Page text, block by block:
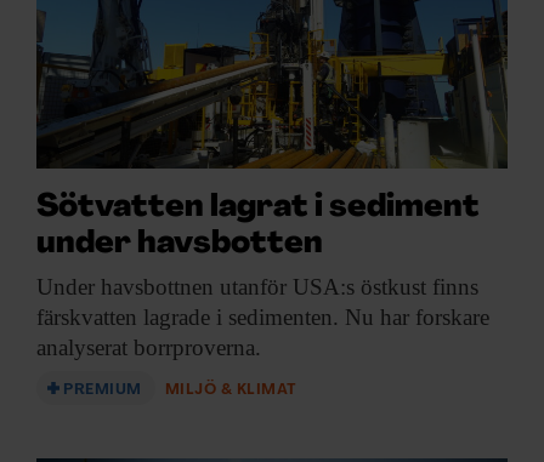
Sötvatten lagrat i sediment
under havsbotten
Under havsbottnen utanför USA:s östkust finns
färskvatten lagrade i sedimenten. Nu har forskare
analyserat borrproverna.
PREMIUM MILJÖ & KLIMAT